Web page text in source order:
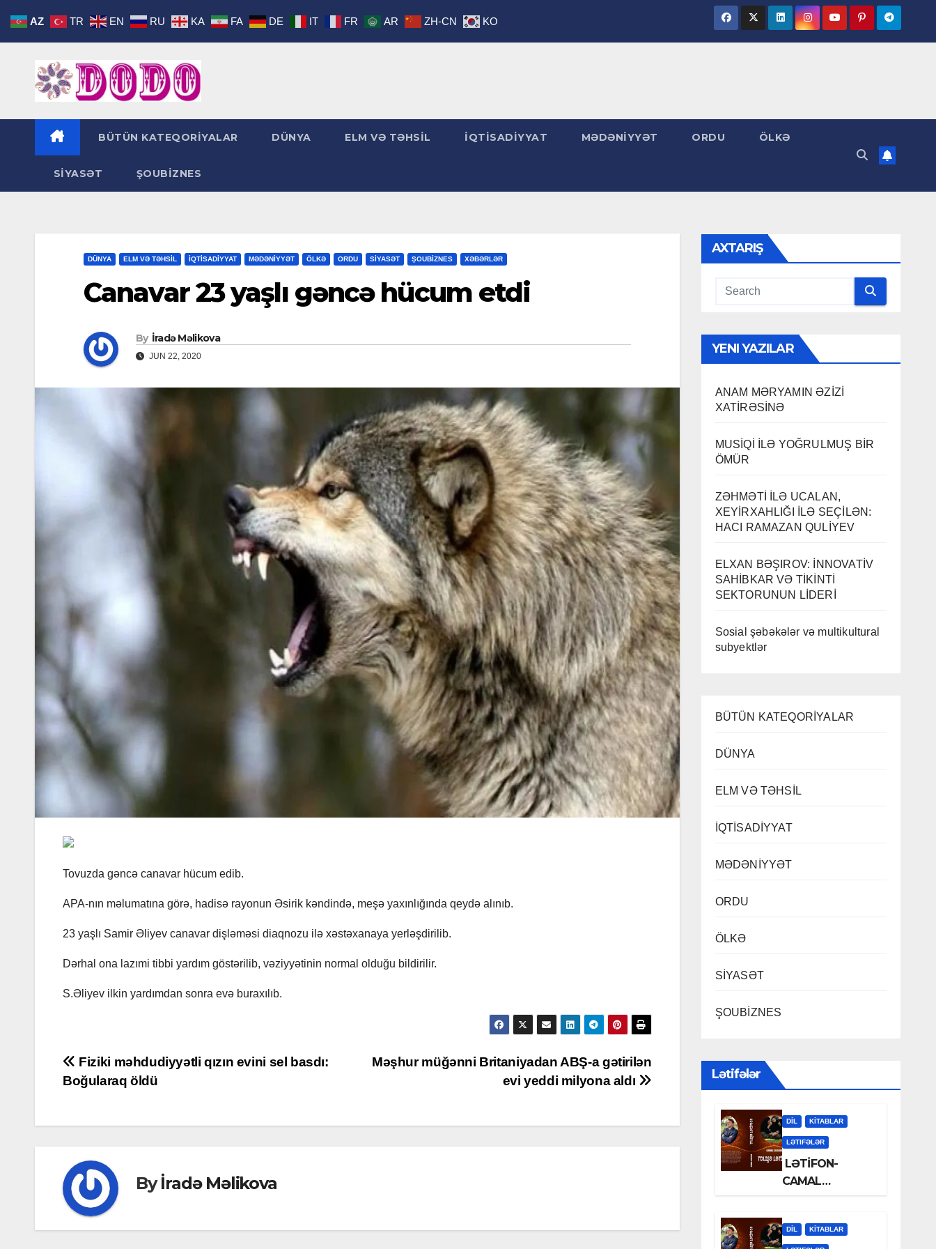
BÜTÜN KATEQORİYALAR DÜNYA ELM VƏ TƏHSİL İQTİSADİYYAT MƏDƏNİYYƏT ORDU ÖLKƏ
SİYASƏT ŞOUBİZNES
DÜNYA ELM VƏ TƏHSİL İQTİSADİYYAT MƏDƏNİYYƏT ÖLKƏ ORDU SİYASƏT ŞOUBİZNES XƏBƏRLƏR
Canavar 23 yaşlı gəncə hücum etdi
By İradə Məlikova
JUN 22, 2020
Tovuzda gəncə canavar hücum edib.
APA-nın məlumatına görə, hadisə rayonun Əsirik kəndində, meşə yaxınlığında qeydə alınıb.
23 yaşlı Samir Əliyev canavar dişləməsi diaqnozu ilə xəstəxanaya yerləşdirilib.
Dərhal ona lazımi tibbi yardım göstərilib, vəziyyətinin normal olduğu bildirilir.
S.Əliyev ilkin yardımdan sonra evə buraxılıb.
Post
navigation
Məşhur müğənni Britaniyadan ABŞ-a gətirilən
evi yeddi milyona aldı
Fiziki məhdudiyyətli qızın evini sel basdı:
Boğularaq öldü
Byİradə Məlikova
AXTARIŞ
YENI YAZILAR
ANAM MƏRYAMIN ƏZİZİ
XATİRƏSİNƏ
MUSİQİ İLƏ YOĞRULMUŞ BİR
ÖMÜR
ZƏHMƏTİ İLƏ UCALAN,
XEYİRXAHLIĞI İLƏ SEÇİLƏN:
HACI RAMAZAN QULİYEV
ELXAN BƏŞIROV: İNNOVATİV
SAHİBKAR VƏ TİKİNTİ
SEKTORUNUN LİDERİ
Sosial şəbəkələr və multikultural
subyektlər
BÜTÜN KATEQORİYALAR
DÜNYA
ELM VƏ TƏHSİL
İQTİSADİYYAT
MƏDƏNİYYƏT
ORDU
ÖLKƏ
SİYASƏT
ŞOUBİZNES
Lətifələr
DİL KİTABLAR
LƏTIFƏLƏR
LƏTİFON-
CAMAL
DİL KİTABLAR
AZ TR EN RU KA FA DE IT FR AR ZH-CN KO